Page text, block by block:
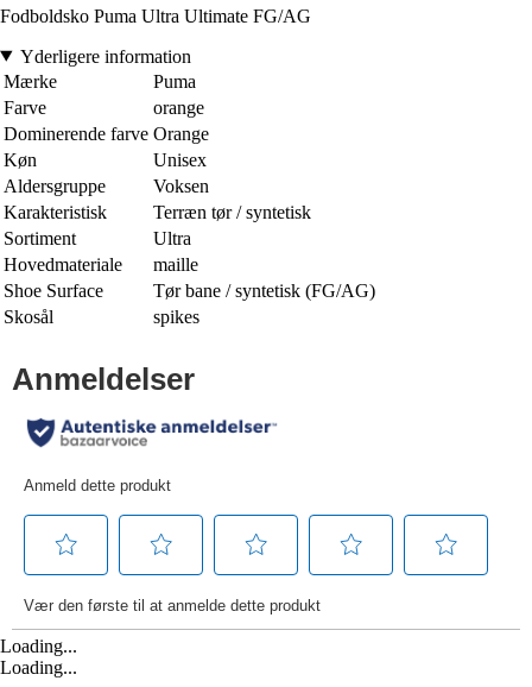
Fodboldsko Puma Ultra Ultimate FG/AG
Yderligere information
Mærke
Puma
Farve
orange
Dominerende farve Orange
Køn
Unisex
Aldersgruppe
Voksen
Karakteristisk
Terræn tør / syntetisk
Sortiment
Ultra
Hovedmateriale
maille
Shoe Surface
Tør bane / syntetisk (FG/AG)
Skosål
spikes
Loading...
Loading...